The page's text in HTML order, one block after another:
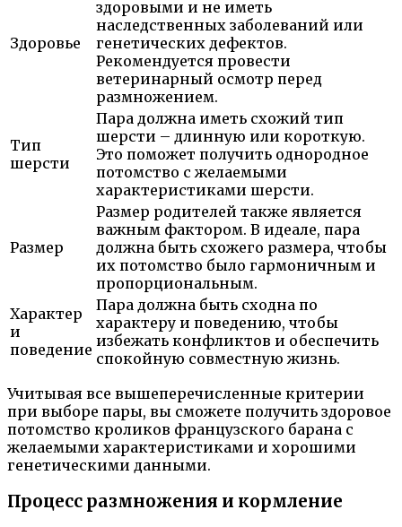
Здоровье
здоровыми и не иметь
наследственных заболеваний или
генетических дефектов.
Рекомендуется провести
ветеринарный осмотр перед
размножением.
Тип
шерсти
Пара должна иметь схожий тип
шерсти – длинную или короткую.
Это поможет получить однородное
потомство с желаемыми
характеристиками шерсти.
Размер
Размер родителей также является
важным фактором. В идеале, пара
должна быть схожего размера, чтобы
их потомство было гармоничным и
пропорциональным.
Характер
и
поведение
Пара должна быть сходна по
характеру и поведению, чтобы
избежать конфликтов и обеспечить
спокойную совместную жизнь.
Учитывая все вышеперечисленные критерии
при выборе пары, вы сможете получить здоровое
потомство кроликов французского барана с
желаемыми характеристиками и хорошими
генетическими данными.
Процесс размножения и кормление